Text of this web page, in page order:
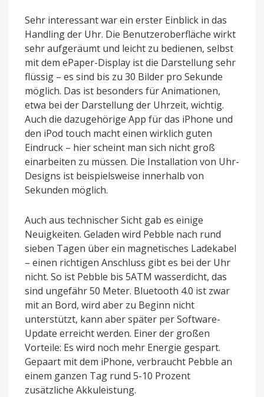
Sehr interessant war ein erster Einblick in das
Handling der Uhr. Die Benutzeroberfläche wirkt
sehr aufgeräumt und leicht zu bedienen, selbst
mit dem ePaper-Display ist die Darstellung sehr
flüssig – es sind bis zu 30 Bilder pro Sekunde
möglich. Das ist besonders für Animationen,
etwa bei der Darstellung der Uhrzeit, wichtig.
Auch die dazugehörige App für das iPhone und
den iPod touch macht einen wirklich guten
Eindruck – hier scheint man sich nicht groß
einarbeiten zu müssen. Die Installation von Uhr-
Designs ist beispielsweise innerhalb von
Sekunden möglich.
Auch aus technischer Sicht gab es einige
Neuigkeiten. Geladen wird Pebble nach rund
sieben Tagen über ein magnetisches Ladekabel
– einen richtigen Anschluss gibt es bei der Uhr
nicht. So ist Pebble bis 5ATM wasserdicht, das
sind ungefähr 50 Meter. Bluetooth 4.0 ist zwar
mit an Bord, wird aber zu Beginn nicht
unterstützt, kann aber später per Software-
Update erreicht werden. Einer der großen
Vorteile: Es wird noch mehr Energie gespart.
Gepaart mit dem iPhone, verbraucht Pebble an
einem ganzen Tag rund 5-10 Prozent
zusätzliche Akkuleistung.